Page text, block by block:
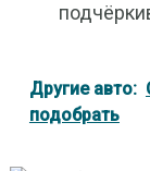
Другие авто:
подобрать